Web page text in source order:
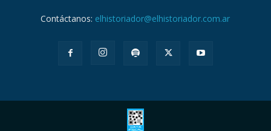
Contáctanos: elhistoriador@elhistoriador.com.ar